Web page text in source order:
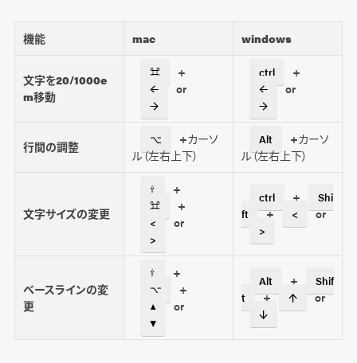
機能 mac windows
文字を20/1000e
m移動
⌘ +
← or
→
ctrl +
← or
→
行間の調整 ⌥
+カーソ
ル（左右上下）
Alt
+カーソ
ル（左右上下）
文字サイズの変更
⇧ +
⌘ +
< or
>
ctrl +
Shi
ft
+ < or
>
ベースラインの変
更
⇧ +
⌥ +
▲ or
▼
Alt +
Shif
t
+ ↑ or
↓